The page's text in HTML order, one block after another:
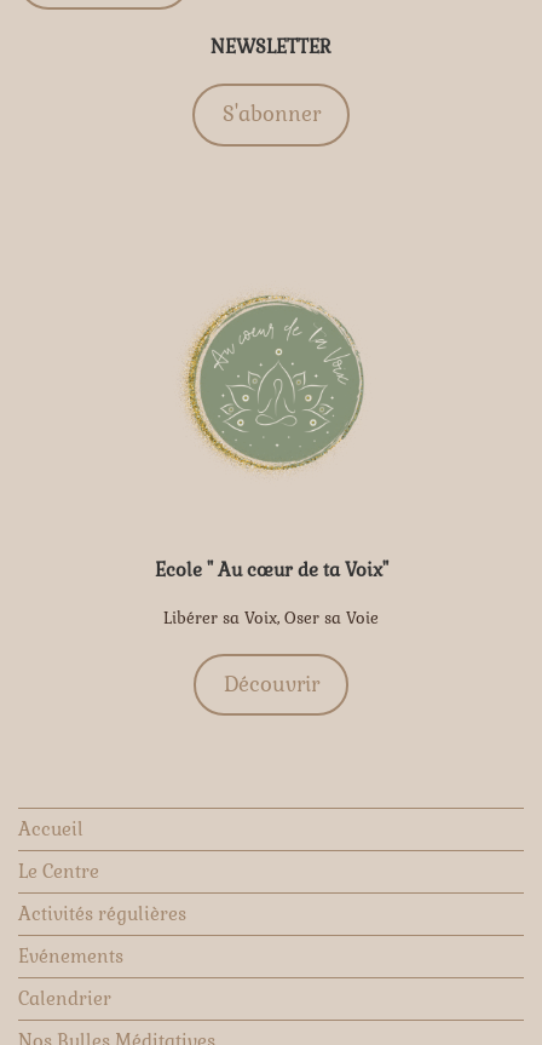
NEWSLETTER
S'abonner
Ecole " Au cœur de ta Voix"
Libérer sa Voix, Oser sa Voie
Découvrir
Accueil
Le Centre
Activités régulières
Evénements
Calendrier